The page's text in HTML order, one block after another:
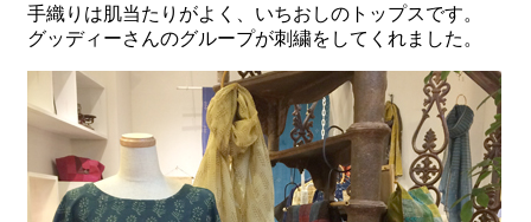
手織りは肌当たりがよく、いちおしのトップスです。
グッディーさんのグループが刺繍をしてくれました。